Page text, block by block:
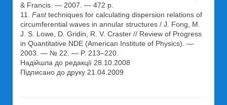
& Francis. — 2007. — 472 p.
11. Fasttechniques for calculating dispersion relations of
circumferential waves in annular structures / J. Fong, M.
J. S. Lowe, D. Gridin, R. V. Craster // Review of Progress
in Quantitative NDE (American Institute of Physics). —
2003. — № 22. — P. 213–220.
Надійшла до редакції 28.10.2008
Підписано до друку 21.04.2009